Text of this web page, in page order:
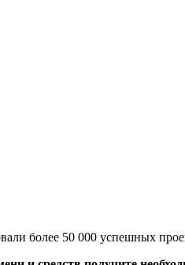
более 50 000 успешных